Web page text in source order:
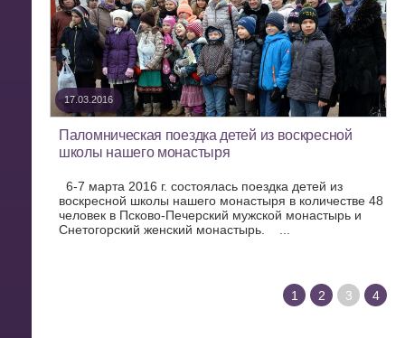
17.03.2016
Паломническая поездка детей из воскресной
школы нашего монастыря
6-7 марта 2016 г. состоялась поездка детей из
воскресной школы нашего монастыря в количестве 48
человек в Псково-Печерский мужской монастырь и
Снетогорский женский монастырь. ...
1 2 3 4